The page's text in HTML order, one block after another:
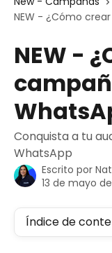
NEW - ¿Cómo
NEW -
Conquista a tu
WhatsApp
Escrito por
13 de mayo
Índice de